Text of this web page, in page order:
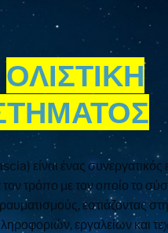
ΟΛΙΣΤΙΚΗ
είναι ένας συνεργατικός
τον τρόπο με τον οποίο το
εστιάζοντας
εργαλείων και